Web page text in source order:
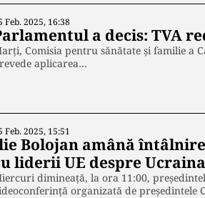
Feb. 2025, 16:38
a decis: TVA
Comisia pentru sănătate și familie a
aplicarea…
Feb. 2025, 15:51
Bolojan amână
liderii UE despre
dimineață, la ora 11:00,
organizată de președintele